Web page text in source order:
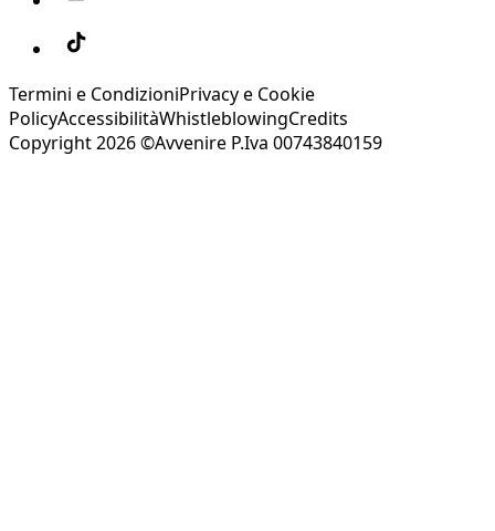
Termini e CondizioniPrivacy e Cookie
PolicyAccessibilitàWhistleblowingCredits
Copyright 2026 ©Avvenire P.Iva 00743840159